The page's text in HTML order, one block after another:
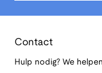
Contact
Hulp nodig? We